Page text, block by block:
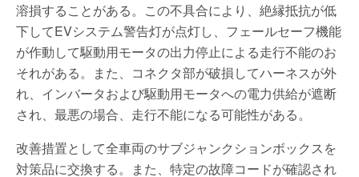
溶損することがある。この不具合により、絶縁抵抗が低
下してEVシステム警告灯が点灯し、フェールセーフ機能
が作動して駆動用モータの出力停止による走行不能のお
それがある。また、コネクタ部が破損してハーネスが外
れ、インバータおよび駆動用モータへの電力供給が遮断
され、最悪の場合、走行不能になる可能性がある。
改善措置として全車両のサブジャンクションボックスを
対策品に交換する。また、特定の故障コードが確認され